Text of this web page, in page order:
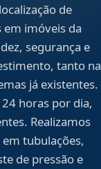
de
imóveis da
segurança e
tanto na
já existentes.
horas por dia,
Realizamos
tubulações,
de pressão e